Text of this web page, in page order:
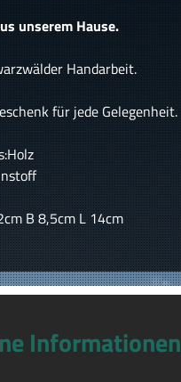
unserem Hause.
Handarbeit.
für jede Gelegenheit.
B 8,5cm L 14cm
Informationen